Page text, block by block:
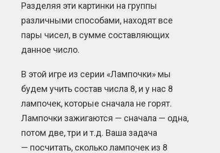
Разделяя эти картинки на группы
различными способами, находят все
пары чисел, в сумме составляющих
данное число.
В этой игре из серии «Лампочки» мы
будем учить состав числа 8, и у нас 8
лампочек, которые сначала не горят.
Лампочки зажигаются — сначала — одна,
потом две, три и т.д. Ваша задача
— посчитать, сколько лампочек из 8